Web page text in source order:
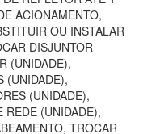
ACIONAMENTO,
OU INSTALAR
DISJUNTOR
(UNIDADE),
(UNIDADE),
(UNIDADE),
REDE (UNIDADE),
TROCAR